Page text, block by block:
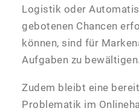
Logistik oder
gebotenen Chancen
können, sind für
Aufgaben zu bewältigen.
Zudem bleibt eine
Problematik im